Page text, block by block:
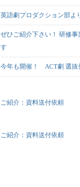
英語劇プロダクション部よ
ぜひご紹介下さい！ 研修
す
今年も開催！ ACT劇 選抜
ご紹介：資料送付依頼
ご紹介：資料送付依頼